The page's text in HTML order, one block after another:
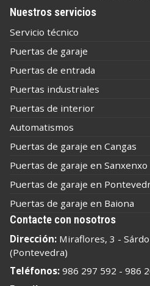
Nuestros servicios
Servicio técnico
Puertas de garaje
Puertas de entrada
Puertas industriales
Puertas de interior
Automatismos
Puertas de garaje en Cangas
Puertas de garaje en Sanxenxo
Puertas de garaje en
Puertas de garaje en Baiona
Contacte con nosotros
Dirección: Miraflores, 3 -
(Pontevedra)
Teléfonos: 986 297 592 - 986